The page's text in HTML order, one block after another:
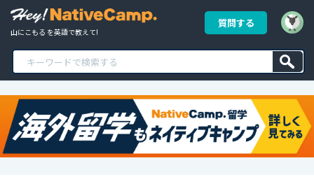
山にこもる を英語で教えて!
質問する